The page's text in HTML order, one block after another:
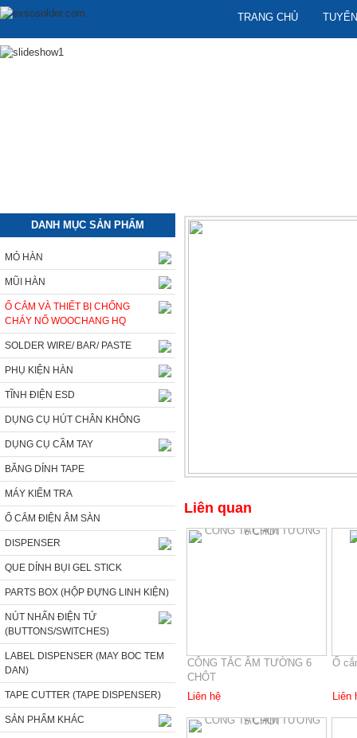
TRANG CHỦ
DANH MỤC SẢN PHẨM
MỎ HÀN
MŨI HÀN
Ổ CẮM VÀ THIẾT BỊ CHỐNG
CHÁY NỔ WOOCHANG HQ
SOLDER WIRE/ BAR/ PASTE
PHỤ KIỆN HÀN
TĨNH ĐIỆN ESD
DỤNG CỤ HÚT CHÂN KHÔNG
DỤNG CỤ CẦM TAY
BĂNG DÍNH TAPE
MÁY KIỂM TRA
Ổ CẮM ĐIỆN ÂM SÀN
DISPENSER
QUE DÍNH BỤI GEL STICK
PARTS BOX (HỘP ĐỰNG LINH KIỆN)
NÚT NHẤN ĐIỆN TỬ
(BUTTONS/SWITCHES)
LABEL DISPENSER (MAY BOC TEM
DAN)
TAPE CUTTER (TAPE DISPENSER)
SẢN PHẨM KHÁC
Liên quan
CÔNG TẮC ÂM TƯỜNG 6
CHÔT
Liên hệ
Ổ
Liên